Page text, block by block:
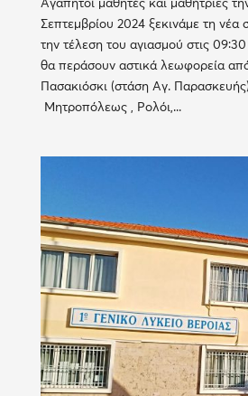
Αγαπητοί μαθητές και μαθήτριες
Σεπτεμβρίου 2024 ξεκινάμε τη νέα
την τέλεση του αγιασμού στις
θα περάσουν αστικά λεωφορεία από
Πασακιόσκι (στάση Αγ.
Μητροπόλεως , Ρολόι,...